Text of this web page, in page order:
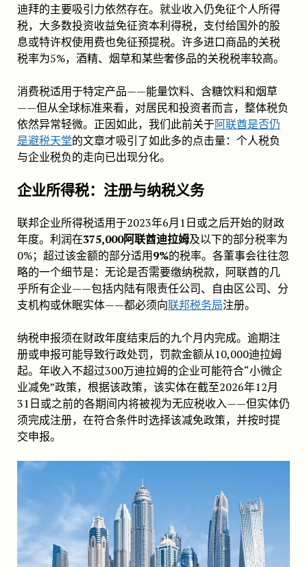
迪拜的主要吸引力依然存在。就业收入仍免征个人所得
税，大多数投资收益免征资本利得税，支付给国外的股
息或特许权使用费也免征预提税。许多进口商品的关税
税率为5%，酒精、烟草和某些奢侈品的关税税率较高。
消费税适用于特定产品——能量饮料、含糖饮料和烟草
——但从全球标准来看，对居民和投资者而言，整体税负
依然异常轻微。正因如此，我们此前关于阿联酋是否仍
是避税天堂的文章才吸引了如此多的点击量：个人税负
与企业税负的走向已出现分化。
企业所得税：注册与纳税义务
联邦企业所得税适用于2023年6月1日或之后开始的财政
年度。利润在375,000阿联酋迪拉姆及以下的部分税率为
0%；超过该金额的部分适用9%的税率。各董事会往往忽
略的一个细节是：无论是否需要缴纳税款，阿联酋的几
乎所有企业——包括内陆有限责任公司、自由区公司、分
支机构或休眠实体——都必须向联邦税务局注册。
纳税申报须在财政年度结束后的九个月内完成。逾期注
册或申报可能导致行政处罚，罚款金额从10,000迪拉姆
起。年收入不超过300万迪拉姆的企业可能符合“小微企
业减免”政策，根据该政策，该实体在截至2026年12月
31日或之前的各期间内将被视为无应税收入——但实体仍
须完成注册，在符合条件时选择该减免政策，并按时提
交申报。